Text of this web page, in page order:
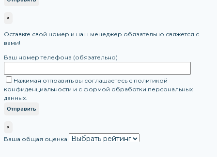
×
Оставьте свой номер и наш менеджер обязательно свяжется с
вами!
Ваш номер телефона (обязательно)
Нажимая отправить вы соглашаетесь с политикой
конфиденциальности и с формой обработки персональных
данных.
×
Ваша общая оценка